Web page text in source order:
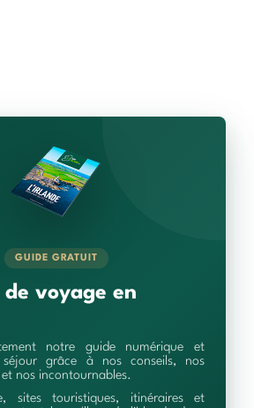
GUIDE GRATUIT
voyage en
notre guide numérique et
grâce à nos conseils, nos
et nos incontournables.
sites touristiques, itinéraires et